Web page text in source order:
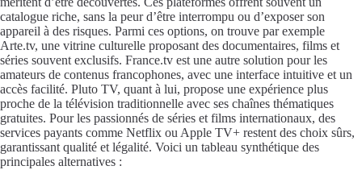
catalogue riche, sans la peur d’être interrompu ou d’exposer son
appareil à des risques. Parmi ces options, on trouve par exemple
Arte.tv, une vitrine culturelle proposant des documentaires, films et
séries souvent exclusifs. France.tv est une autre solution pour les
amateurs de contenus francophones, avec une interface intuitive et un
accès facilité. Pluto TV, quant à lui, propose une expérience plus
proche de la télévision traditionnelle avec ses chaînes thématiques
gratuites. Pour les passionnés de séries et films internationaux, des
services payants comme Netflix ou Apple TV+ restent des choix sûrs,
garantissant qualité et légalité. Voici un tableau synthétique des
principales alternatives :